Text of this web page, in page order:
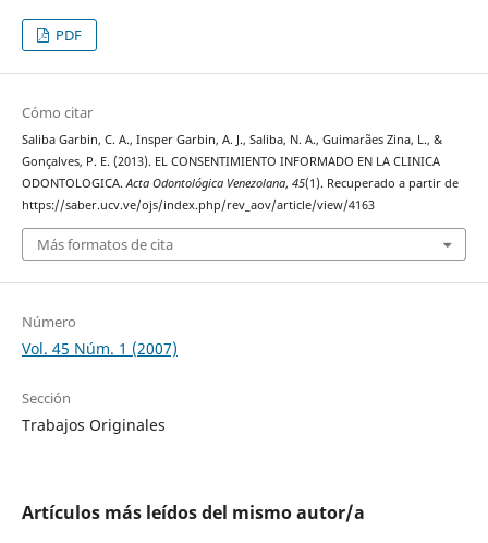
PDF
Cómo citar
Saliba Garbin, C. A., Insper Garbin, A. J., Saliba, N. A., Guimarães Zina, L., &
Gonçalves, P. E. (2013). EL CONSENTIMIENTO INFORMADO EN LA CLINICA
ODONTOLOGICA.Acta Odontológica Venezolana, 45(1). Recuperado a partir de
https://saber.ucv.ve/ojs/index.php/rev_aov/article/view/4163
Más formatos de cita
Número
Vol. 45 Núm. 1 (2007)
Sección
Trabajos Originales
Artículos más leídos del mismo autor/a